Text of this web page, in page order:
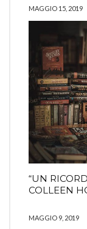
MAGGIO 15, 2019
“UN
COLLEEN
MAGGIO 9, 2019